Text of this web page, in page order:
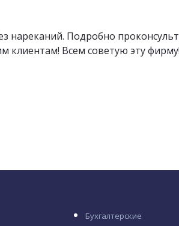
нареканий. Подробно
клиентам! Всем советую эту фирму!
Бухгалтерские